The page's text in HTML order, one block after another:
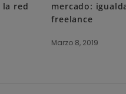
la red
mercado:
freelance
Marzo 8, 2019